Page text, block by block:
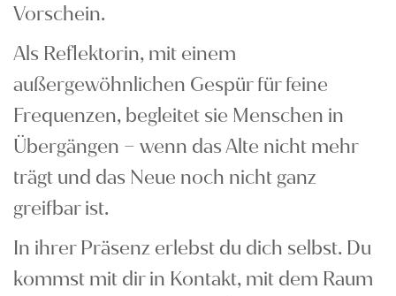
Vorschein.
Als Reflektorin, mit einem
außergewöhnlichen Gespür für feine
Frequenzen, begleitet sie Menschen in
Übergängen – wenn das Alte nicht mehr
trägt und das Neue noch nicht ganz
greifbar ist.
In ihrer Präsenz erlebst du dich selbst. Du
kommst mit dir in Kontakt, mit dem Raum